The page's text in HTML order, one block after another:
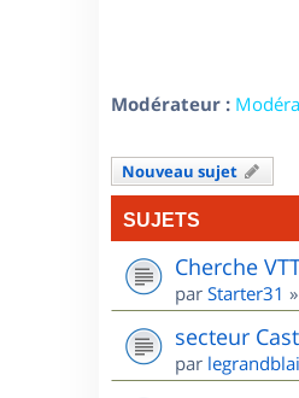
Modérateur :
Nouveau sujet
SUJETS
Cherche
par Starter31 »
secteur
par